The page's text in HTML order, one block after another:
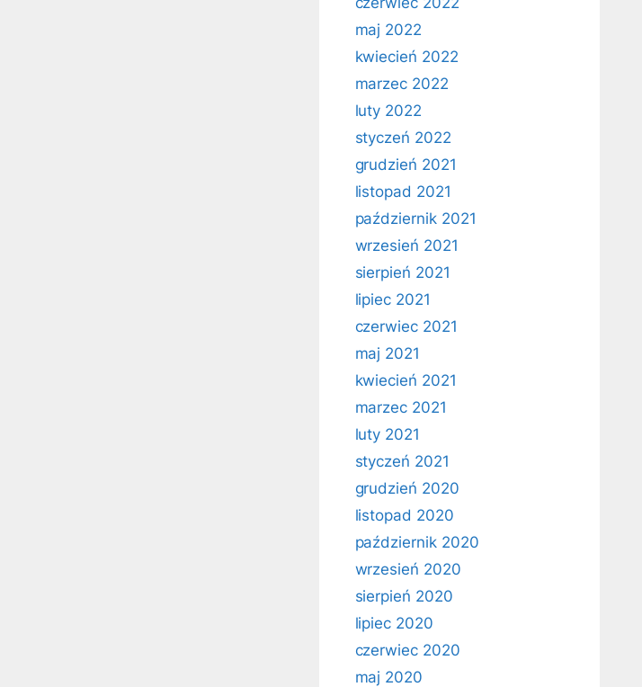
maj 2022
kwiecień 2022
marzec 2022
luty 2022
styczeń 2022
grudzień 2021
listopad 2021
październik 2021
wrzesień 2021
sierpień 2021
lipiec 2021
czerwiec 2021
maj 2021
kwiecień 2021
marzec 2021
luty 2021
styczeń 2021
grudzień 2020
listopad 2020
październik 2020
wrzesień 2020
sierpień 2020
lipiec 2020
czerwiec 2020
maj 2020